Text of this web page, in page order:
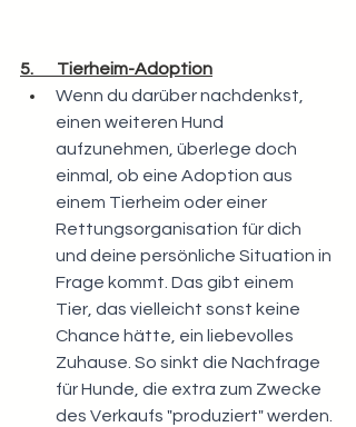
5.       Tierheim-Adoption
Wenn du darüber nachdenkst,
einen weiteren Hund
aufzunehmen, überlege doch
einmal, ob eine Adoption aus
einem Tierheim oder einer
Rettungsorganisation für dich
und deine persönliche Situation in
Frage kommt. Das gibt einem
Tier, das vielleicht sonst keine
Chance hätte, ein liebevolles
Zuhause. So sinkt die Nachfrage
für Hunde, die extra zum Zwecke
des Verkaufs "produziert" werden.